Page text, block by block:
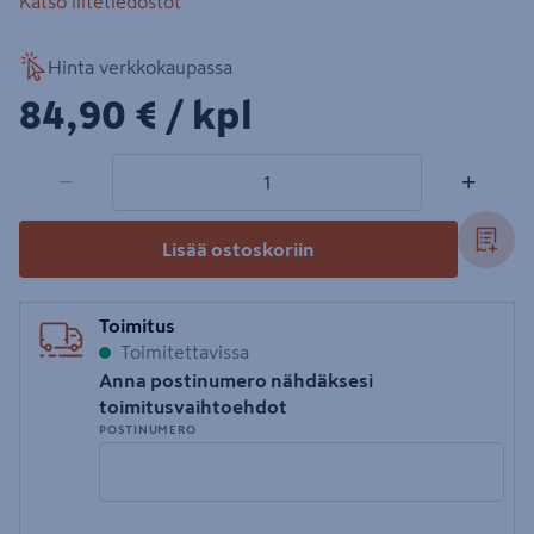
Hinta verkkokaupassa
84,90€/kpl
84,90 € / kpl
− +
Lisää ostoskoriin
Toimitus
Toimitettavissa
Anna postinumero nähdäksesi
toimitusvaihtoehdot
POSTINUMERO